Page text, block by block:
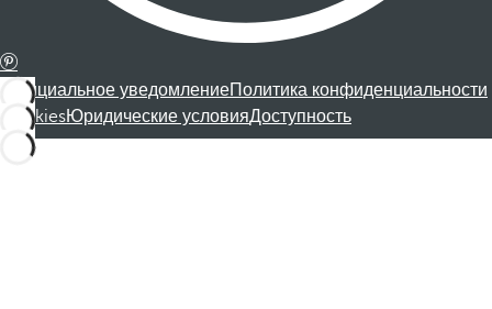
Официальное уведомлениеПолитика конфиденциальности
CookiesЮридические условияДоступность